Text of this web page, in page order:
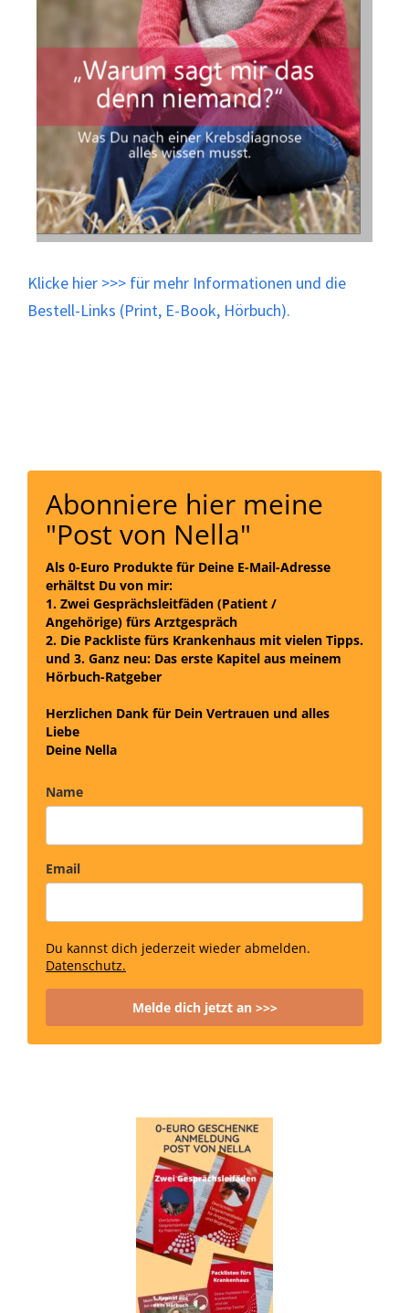
Klicke hier >>> für mehr Informationen und die
Bestell-Links (Print, E-Book, Hörbuch).
Abonniere hier meine
"Post von Nella"
Als 0-Euro Produkte für Deine E-Mail-Adresse
erhältst Du von mir:
1. Zwei Gesprächsleitfäden (Patient /
Angehörige) fürs Arztgespräch
2. Die Packliste fürs Krankenhaus mit vielen Tipps.
und 3. Ganz neu: Das erste Kapitel aus meinem
Hörbuch-Ratgeber
Herzlichen Dank für Dein Vertrauen und alles
Liebe
Deine Nella
Name
Email
Du kannst dich jederzeit wieder abmelden.
Datenschutz.
Melde dich jetzt an >>>